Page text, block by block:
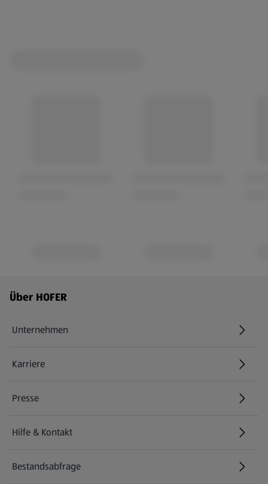
Fußzeilenmenü - weitere Links
Über HOFER
Unternehmen
Karriere
(öffnet in einem neuen Tab)
Presse
Hilfe & Kontakt
(öffnet in einem neuen Tab)
Bestandsabfrage
(öffnet in einem neuen Tab)